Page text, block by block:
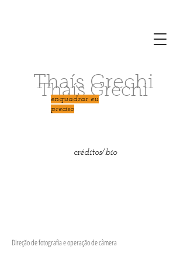
Thaís Grechi
Thaís Grechi
enquadrar eu
preciso
créditos/bio
Direção de fotografia e operação de câmera